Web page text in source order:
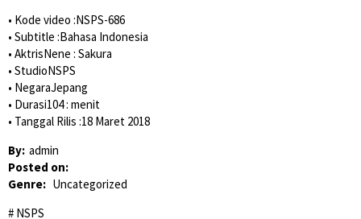
• Kode video :NSPS-686
• Subtitle :Bahasa Indonesia
• AktrisNene : Sakura
• StudioNSPS
• NegaraJepang
• Durasi104 : menit
• Tanggal Rilis :18 Maret 2018
By: admin
Posted on:
Genre: Uncategorized
NSPS